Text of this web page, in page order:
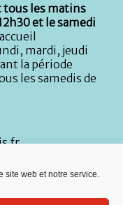
site web et notre service.
tous les matins
et le samedi
mardi, jeudi
la période
les samedis de